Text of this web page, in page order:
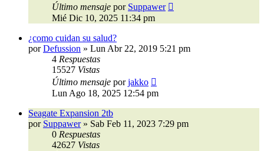
Último mensaje por Suppawer
Mié Dic 10, 2025 11:34 pm
¿como cuidan su salud?
porDefussion » Lun Abr 22, 2019 5:21 pm
4 Respuestas
15527 Vistas
Último mensaje porjakko
Lun Ago 18, 2025 12:54 pm
Seagate Expansion 2tb
por Suppawer» Sab Feb 11, 2023 7:29 pm
0 Respuestas
42627 Vistas